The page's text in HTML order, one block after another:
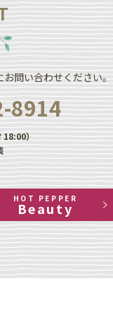
問い合わせください。
8914
18:00）
HOT PEPPER
Beauty